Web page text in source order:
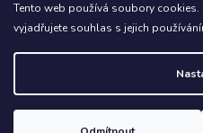
Tento web používá soubory
vyjadřujete souhlas s jejich
Copyright 2026